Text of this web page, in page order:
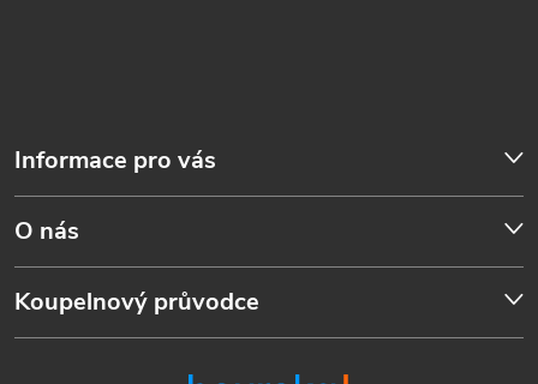
Informace pro vás
O nás
Koupelnový průvodce